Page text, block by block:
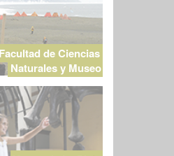
Facultad de Ciencias
Naturales y Museo